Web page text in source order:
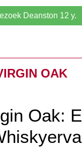
Deanston 12 y.
OAK
Oak: